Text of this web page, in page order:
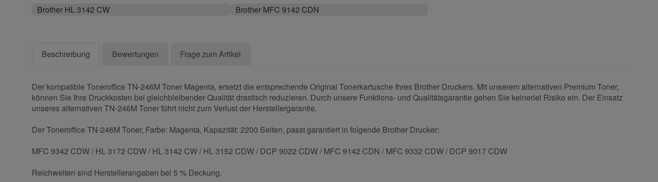
Brother HL 3142 CW
Brother MFC 9142 CDN
Beschreibung Bewertungen Frage zum Artikel
Der kompatible Toneroffice TN-246M Toner Magenta, ersetzt die entsprechende Original Tonerkartusche Ihres Brother Druckers. Mit unserem alternativen Premium Toner,
können Sie Ihre Druckkosten bei gleichbleibender Qualität drastisch reduzieren. Durch unsere Funktions- und Qualitätsgarantie gehen Sie keinerlei Risiko ein. Der Einsatz
unseres alternativen TN-246M Toner führt nicht zum Verlust der Herstellergarantie.
Der Toneroffice TN-246M Toner, Farbe: Magenta, Kapazität: 2200 Seiten, passt garantiert in folgende Brother Drucker:
MFC 9342 CDW / HL 3172 CDW / HL 3142 CW / HL 3152 CDW / DCP 9022 CDW / MFC 9142 CDN / MFC 9332 CDW / DCP 9017 CDW
Reichweiten sind Herstellerangaben bei 5 % Deckung.